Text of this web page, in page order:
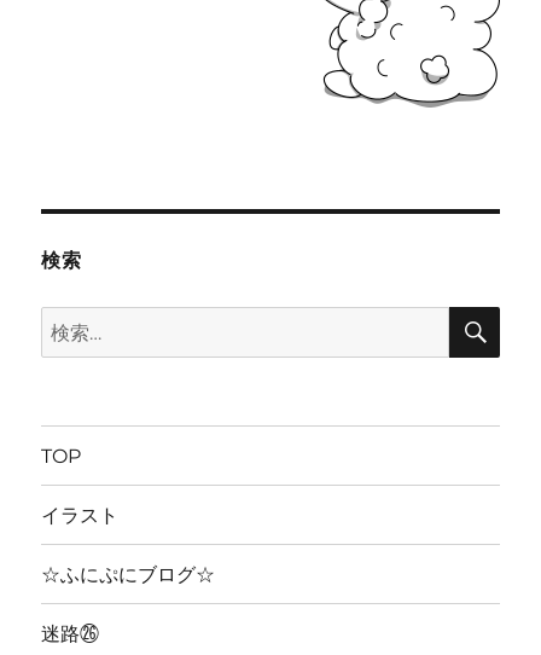
検索
検
索:
検
TOP
イラスト
☆ふにぷにブログ☆
迷路㉖